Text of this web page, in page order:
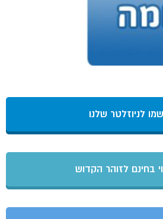
לניוזלטר שלנו
בחינם לזוהר הקדוש